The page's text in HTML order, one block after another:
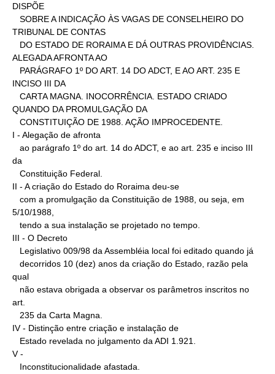
DISPÕE
TRIBUNAL DE CONTAS
ALEGADA AFRONTA AO
INCISO III DA
QUANDO DA PROMULGAÇÃO DA
I - Alegação de afronta
da
II - A criação do Estado do Roraima deu-se
5/10/1988,
III - O Decreto
qual
art.
IV - Distinção entre criação e instalação de
V -